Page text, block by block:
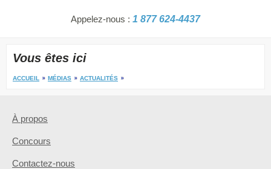
Appelez-nous : 1 877 624-4437
Vous êtes ici
ACCUEIL MÉDIAS ACTUALITÉS
À propos
Concours
Contactez-nous